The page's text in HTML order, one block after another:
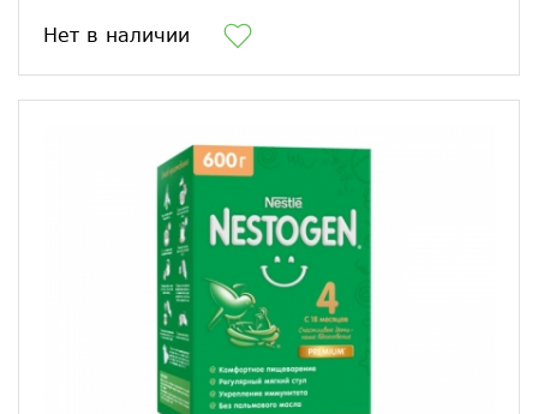
Нет в наличии